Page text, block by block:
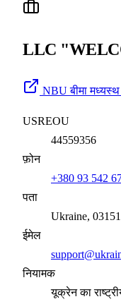
LLC
NBU बीमा
USREOU
44559356
फ़ोन
+380 93 542
पता
Ukraine,
ईमेल
नियामक
यूक्रेन का